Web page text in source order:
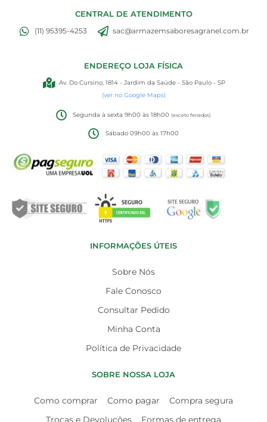
CENTRAL DE ATENDIMENTO
(11) 95395-4253 sac@armazemsaboresagranel.com.br
ENDEREÇO LOJA FÍSICA
Av. Do Cursino, 1814 - Jardim da Saúde - São Paulo - SP
(ver no Google Maps)
Segunda à sexta 9h00 às 18h00(exceto feriados)
Sábado 09h00 às 17h00
INFORMAÇÕES ÚTEIS
Sobre Nós
Fale Conosco
Consultar Pedido
Minha Conta
Política de Privacidade
SOBRE NOSSA LOJA
Como comprar Como pagar
Compra segura
Trocas e Devoluções
Formas de entrega